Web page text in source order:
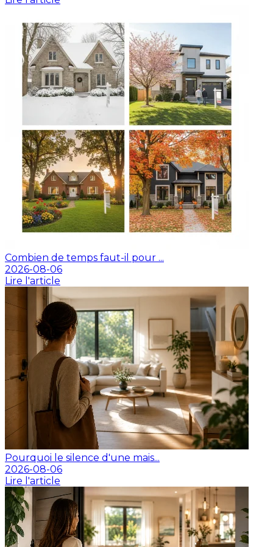
Combien de temps faut-il pour ...
2026-08-06
Lire l'article
Pourquoi le silence d'une mais...
2026-08-06
Lire l'article